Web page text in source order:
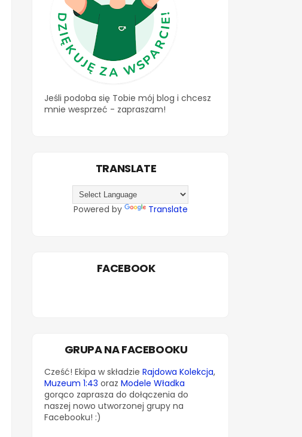
Jeśli podoba się Tobie mój blog i chcesz
mnie wesprzeć - zapraszam!
TRANSLATE
Powered by Translate
FACEBOOK
GRUPA NA FACEBOOKU
Cześć! Ekipa w składzie Rajdowa Kolekcja,
Muzeum 1:43 oraz Modele Władka
gorąco zaprasza do dołączenia do
naszej nowo utworzonej grupy na
Facebooku! :)